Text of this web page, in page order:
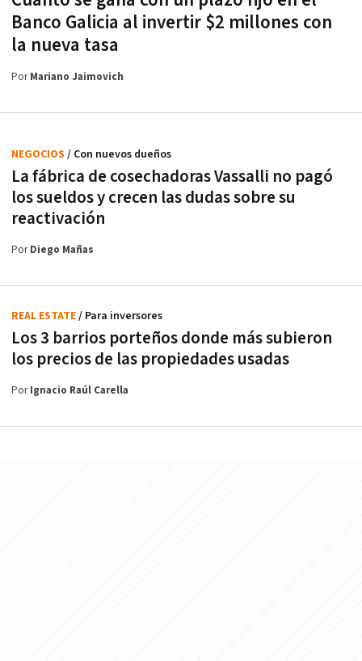
Banco Galicia al invertir $2 millones con
la nueva tasa
PorMariano Jaimovich
La fábrica de cosechadoras Vassalli no pagó
los sueldos y crecen las dudas sobre su
reactivación
NEGOCIOS / Con nuevos dueños
PorDiego Mañas
Los 3 barrios porteños donde más subieron
los precios de las propiedades usadas
REAL ESTATE/ Para inversores
PorIgnacio Raúl Carella